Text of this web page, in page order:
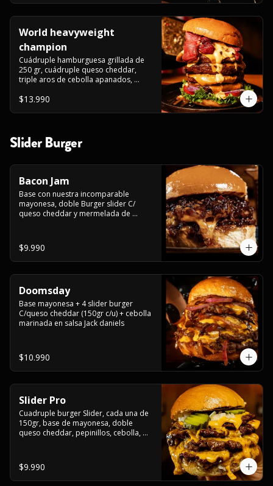
estilo royal ranch.
World heavyweight
champion
Cuádruple hamburguesa grillada de
250 gr, cuádruple queso cheddar,
triple aros de cebolla apanados,
morada, pepinillo, chedar sause y los
$13.990
Slider Burger
Bacon Jam
Base con nuestra incomparable
mayonesa, doble Burger slider C/
queso cheddar y mermelada de
$9.990
Doomsday
Base mayonesa + 4 slider burger
C/queso cheddar (150gr c/u) + cebolla
marinada en salsa Jack daniels
$10.990
Slider Pro
Cuadruple burger Slider, cada una de
150gr, base de mayonesa, doble
queso cheddar, pepinillos, cebolla,
$9.990